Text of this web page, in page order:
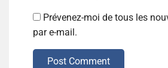
Prévenez-moi de tous les
par e-mail.
Post Comment